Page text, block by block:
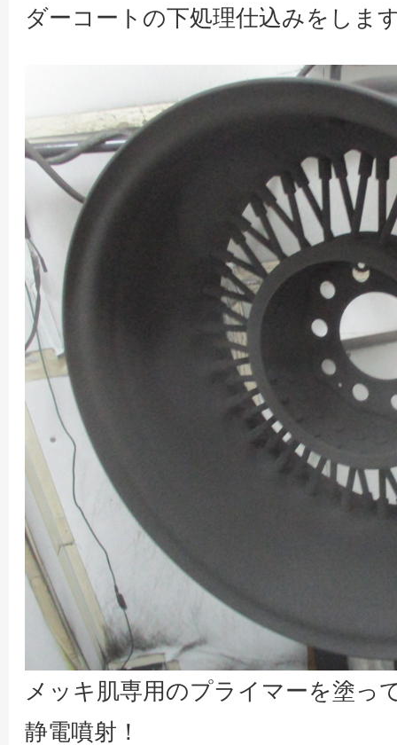
ダーコートの下処理仕込みをしま
メッキ肌専用のプライマーを塗っ
静電噴射！